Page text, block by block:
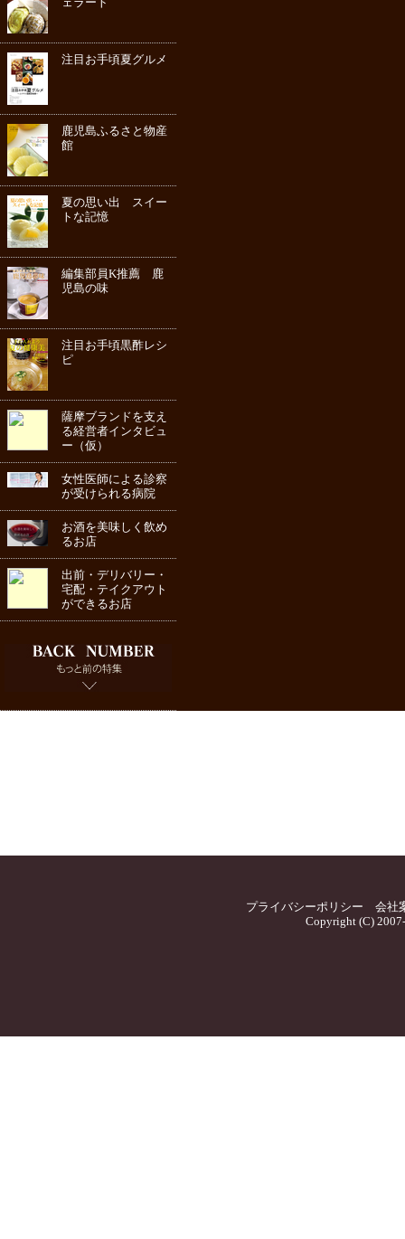
注目お手頃夏グルメ
鹿児島ふるさと物産
館
夏の思い出 スイー
トな記憶
編集部員K推薦 鹿
児島の味
注目お手頃黒酢レシ
ピ
薩摩ブランドを支え
る経営者インタビュ
ー（仮）
女性医師による診察
が受けられる病院
お酒を美味しく飲め
るお店
出前・デリバリー・
宅配・テイクアウト
ができるお店
プライバシーポリシー
会社
Copyright (C)